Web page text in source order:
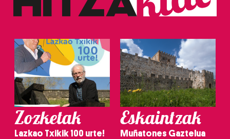
Zozketak
Lazkao Txikik 100 urte!
Eskaintzak
Muñatones Gaztelua